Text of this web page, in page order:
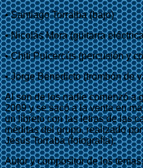
• Santiago Torralba (bajo)
• Nicolás Mora (guitarra
• Chiti Puicercús (percusión y
• Jorge Benedicto (trombón de
Al son de los nadie comenzó a
2009 y se sacó a la venta en
un libreto con las letras de las
inéditas del grupo, realizado
Jesús Torraba (fotografía).
Autor y compositor de los